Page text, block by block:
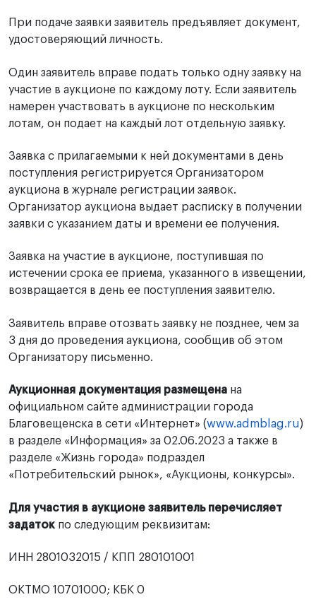
При подаче заявки заявитель предъявляет документ,
удостоверяющий личность.
Один заявитель вправе подать только одну заявку на
участие в аукционе по каждому лоту. Если заявитель
намерен участвовать в аукционе по нескольким
лотам, он подает на каждый лот отдельную заявку.
Заявка с прилагаемыми к ней документами в день
поступления регистрируется Организатором
аукциона в журнале регистрации заявок.
Организатор аукциона выдает расписку в получении
заявки с указанием даты и времени ее получения.
Заявка на участие в аукционе, поступившая по
истечении срока ее приема, указанного в извещении,
возвращается в день ее поступления заявителю.
Заявитель вправе отозвать заявку не позднее, чем за
3 дня до проведения аукциона, сообщив об этом
Организатору письменно.
Аукционная документация размещена на
официальном сайте администрации города
Благовещенска в сети «Интернет» (www.admblag.ru)
в разделе «Информация» за 02.06.2023 а также в
разделе «Жизнь города» подраздел
«Потребительский рынок», «Аукционы, конкурсы».
Для участия в аукционе заявитель перечисляет
задаток по следующим реквизитам:
ИНН 2801032015 / КПП 280101001
ОКТМО 10701000; КБК 0